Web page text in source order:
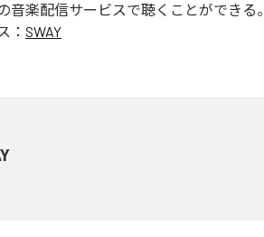
音楽配信サービスで聴くことができる。
： SWAY